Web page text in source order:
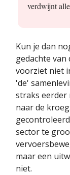
verdwijnt
Kun je dan
gedachte van
voorziet niet
'de'
straks eerder
naar de
sector te
maar een
niet.